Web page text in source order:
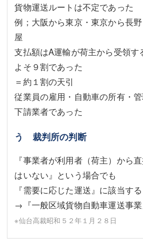
貨物運送ルートは不定であった
例；大阪から東京・東京から長
屋
支払額はA運輸が荷主から受領す
よそ９割であった
＝約１割の天引
従業員の雇用・自動車の所有・
下請業者であった
う 裁判所の判断
『事業者が利用者（荷主）から
はいない』という場合でも
『需要に応じた運送』に該当する
→『一般区域貨物自動車運送事
※仙台高裁昭和５２年１月２８日